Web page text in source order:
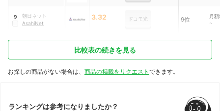
9
朝日ネット
AsahiNet
3.32 ドコモ光 9位
月
~
比較表の続きを見る
お探しの商品がない場合は、 商品の掲載をリクエスト できます。
ランキングは参考になりましたか？